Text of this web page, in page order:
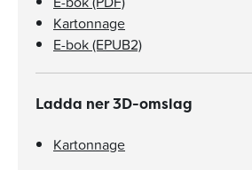
Kartonnage
E-bok (EPUB2)
Ladda ner 3D-omslag
Kartonnage